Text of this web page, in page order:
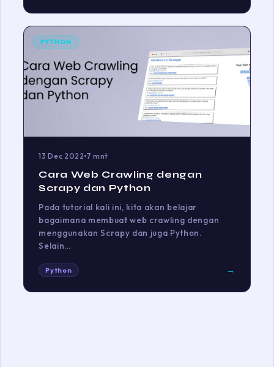
PYTHON
13 Dec 2022 7 mnt
Cara Web Crawling dengan
Scrapy dan Python
Pada tutorial kali ini, kita akan belajar
bagaimana membuat web crawling dengan
menggunakan Scrapy dan juga Python.
Selain…
Python →